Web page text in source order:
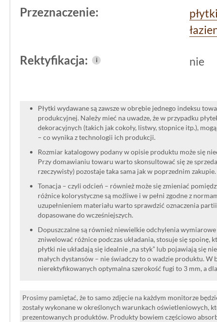
Przeznaczenie:
Rektyfikacja: i nie
Płytki wydawane są zawsze w obrębie jednego indeksu
produkcyjnej. Należy mieć na uwadze, że w przypadku
dekoracyjnych (takich jak cokoły, listwy, stopnice itp.),
– co wynika z technologii ich produkcji.
Rozmiar katalogowy podany w opisie produktu może się
Przy domawianiu towaru warto skonsultować się ze
rzeczywisty) pozostaje taka sama jak w poprzednim zakupie.
Tonacja – czyli odcień – również może się zmieniać
różnice kolorystyczne są możliwe i w pełni zgodne z
uzupełnieniem materiału warto sprawdzić oznaczenia
dopasowane do wcześniejszych.
Dopuszczalne są również niewielkie odchylenia
zniwelować różnice podczas układania, stosuje się spoinę,
płytki nie układają się idealnie „na styk” lub pojawiają się
małych dystansów – nie świadczy to o wadzie produktu. W
nierektyfikowanych optymalna szerokość fugi to 3 mm, a
Prosimy pamiętać, że to samo zdjęcie na każdym monitorze
zostały wykonane w określonych warunkach oświetleniowych,
prezentowanych produktów. Produkty bowiem częściowo